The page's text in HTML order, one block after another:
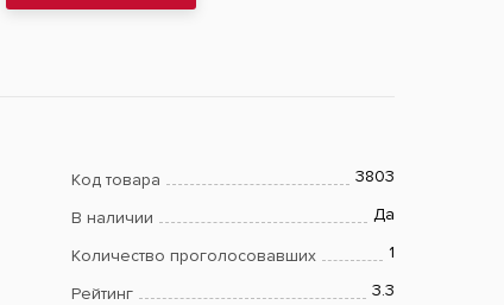
Код товара 3803
В наличии Да
Количество проголосовавших 1
Рейтинг
3.3